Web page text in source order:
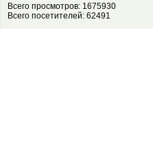
Всего просмотров: 1675930
Всего посетителей: 62491